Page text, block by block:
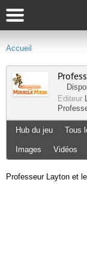
Accueil
Editeur
Hub du jeu Tous
Images Vidéos
Professeur Layton et